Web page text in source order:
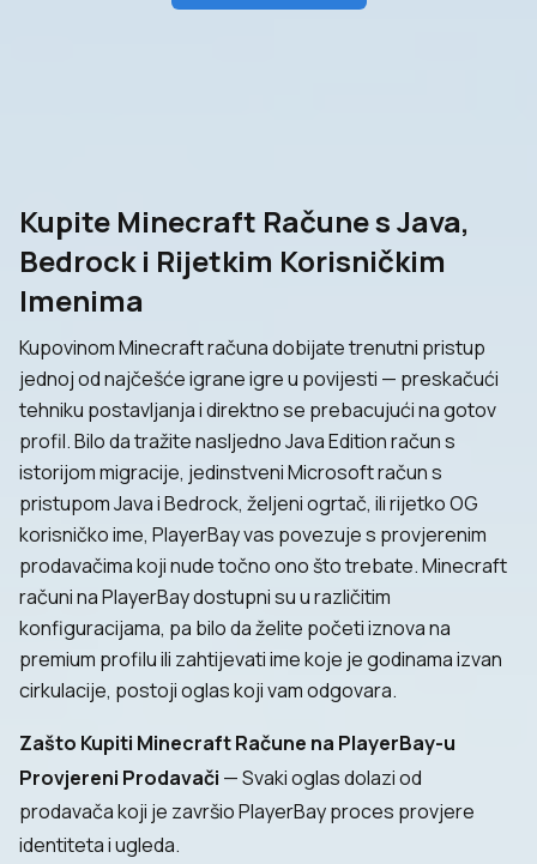
Kupite Minecraft Račune s Java,
Bedrock i Rijetkim Korisničkim
Imenima
Kupovinom Minecraft računa dobijate trenutni pristup
jednoj od najčešće igrane igre u povijesti — preskačući
tehniku postavljanja i direktno se prebacujući na gotov
profil. Bilo da tražite nasljedno Java Edition račun s
istorijom migracije, jedinstveni Microsoft račun s
pristupom Java i Bedrock, željeni ogrtač, ili rijetko OG
korisničko ime, PlayerBay vas povezuje s provjerenim
prodavačima koji nude točno ono što trebate. Minecraft
računi na PlayerBay dostupni su u različitim
konfiguracijama, pa bilo da želite početi iznova na
premium profilu ili zahtijevati ime koje je godinama izvan
cirkulacije, postoji oglas koji vam odgovara.
Zašto Kupiti Minecraft Račune na PlayerBay-u
Provjereni Prodavači — Svaki oglas dolazi od
prodavača koji je završio PlayerBay proces provjere
identiteta i ugleda.